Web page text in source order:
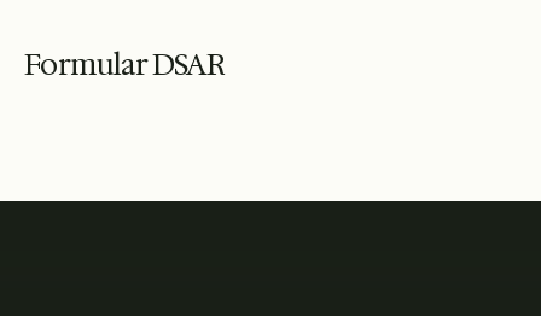
Formular DSAR